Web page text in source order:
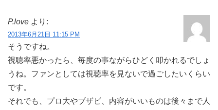
P.love より:
2013年6月21日 11:15 PM
そうですね。
視聴率悪かったら、毎度の事ながらひどく叩かれるでしょ
うね。ファンとしては視聴率を見ないで過ごしたいくらい
です。
それでも、プロ大やブザビ、内容がいいものは後々まで人